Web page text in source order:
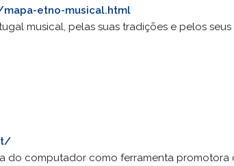
etno-musical.html
musical, pelas suas tradições e pelos
do computador como ferramenta promotora